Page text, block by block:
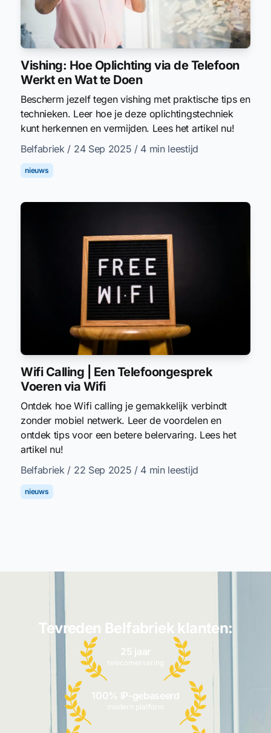
Vishing: Hoe Oplichting via de Telefoon
Werkt en Wat te Doen
Bescherm jezelf tegen vishing met praktische tips en
technieken. Leer hoe je deze oplichtingstechniek
kunt herkennen en vermijden. Lees het artikel nu!
Belfabriek / 24 Sep 2025 / 4 min leestijd
nieuws
Wifi Calling | Een Telefoongesprek
Voeren via Wifi
Ontdek hoe Wifi calling je gemakkelijk verbindt
zonder mobiel netwerk. Leer de voordelen en
ontdek tips voor een betere belervaring. Lees het
artikel nu!
Belfabriek / 22 Sep 2025 / 4 min leestijd
nieuws
Tevreden Belfabriek klanten:
25 jaar
telecomervaring
100% IP-gebaseerd
modern platform